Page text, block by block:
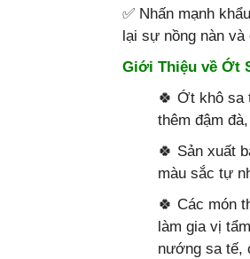
✅ Nhấn mạnh
lại sự nồng nàn và
Giới Thiệu về Ớt
🍀 Ớt khô sa
thêm đậm
🍀 Sản xuất
màu sắc tự
🍀 Các món
làm gia vị
nướng sa tế,